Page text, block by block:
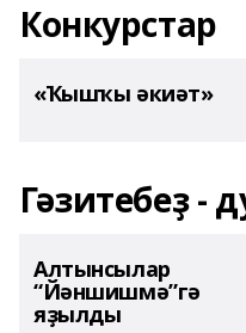
Конкурстар
«Ҡышҡы әкиәт»
Гәзитебеҙ -
Алтынсылар
“Йәншишмә”гә
яҙылды